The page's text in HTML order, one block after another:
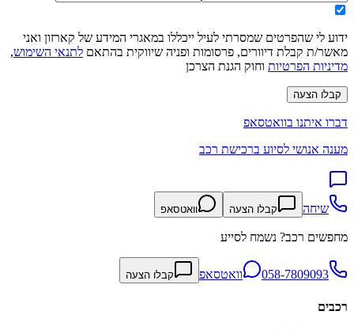
ידוע לי שהפרטים שמסרתי לעיל ייכללו במאגרי המידע של קארזון ואני
מאשר/ת קבלת דיוורים, פרסומות ופניה שיווקית בהתאם לתנאי השימוש,
מדיניות הפרטיות וחוק הגנת הצרכן
קבלו הצעה
דברו איתנו בוואטסאפ
מענה אנושי לסיוע ברכישת רכב
שיחה קבלו הצעה וואטסאפ
מחפשים רכב? נשמח לסייע
058-7809093 וואטסאפ קבלו הצעה
רכבים